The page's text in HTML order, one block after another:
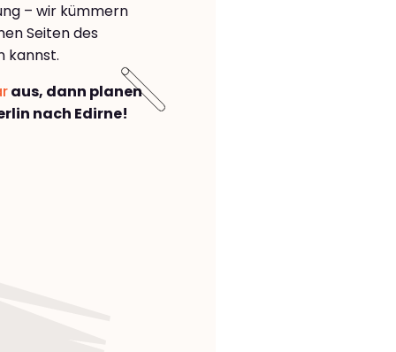
– wir kümmern
Seiten des
kannst.
aus, dann planen
nach Edirne!